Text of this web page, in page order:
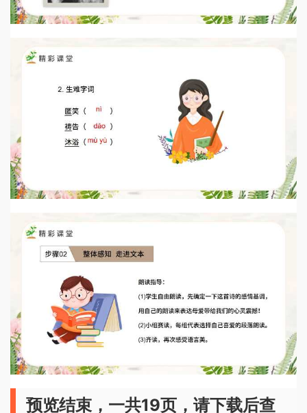
预览结束，一共19页，请下载后查